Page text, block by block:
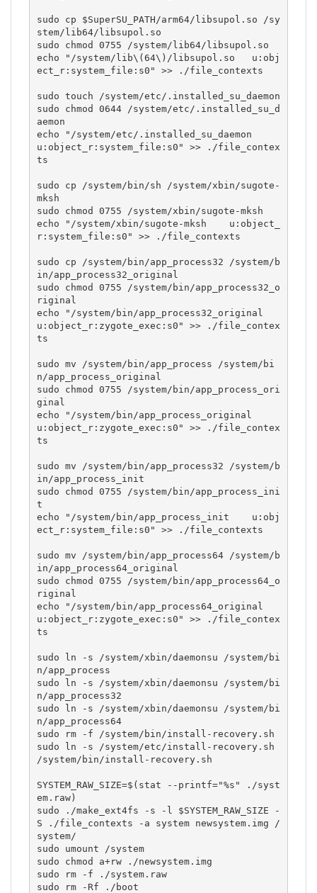
sudo cp $SuperSU_PATH/arm64/libsupol.so /sy
stem/lib64/libsupol.so
sudo chmod 0755 /system/lib64/libsupol.so
echo "/system/lib\(64\)/libsupol.so   u:obj
ect_r:system_file:s0" >> ./file_contexts
sudo touch /system/etc/.installed_su_daemon
sudo chmod 0644 /system/etc/.installed_su_d
aemon
echo "/system/etc/.installed_su_daemon
u:object_r:system_file:s0" >> ./file_contex
ts
sudo cp /system/bin/sh /system/xbin/sugote-
mksh
sudo chmod 0755 /system/xbin/sugote-mksh
echo "/system/xbin/sugote-mksh    u:object_
r:system_file:s0" >> ./file_contexts
sudo cp /system/bin/app_process32 /system/b
in/app_process32_original
sudo chmod 0755 /system/bin/app_process32_o
riginal
echo "/system/bin/app_process32_original
u:object_r:zygote_exec:s0" >> ./file_contex
ts
sudo mv /system/bin/app_process /system/bi
n/app_process_original
sudo chmod 0755 /system/bin/app_process_ori
ginal
echo "/system/bin/app_process_original
u:object_r:zygote_exec:s0" >> ./file_contex
ts
sudo mv /system/bin/app_process32 /system/b
in/app_process_init
sudo chmod 0755 /system/bin/app_process_ini
t
echo "/system/bin/app_process_init    u:obj
ect_r:system_file:s0" >> ./file_contexts
sudo mv /system/bin/app_process64 /system/b
in/app_process64_original
sudo chmod 0755 /system/bin/app_process64_o
riginal
echo "/system/bin/app_process64_original
u:object_r:zygote_exec:s0" >> ./file_contex
ts
sudo ln -s /system/xbin/daemonsu /system/bi
n/app_process
sudo ln -s /system/xbin/daemonsu /system/bi
n/app_process32
sudo ln -s /system/xbin/daemonsu /system/bi
n/app_process64
sudo rm -f /system/bin/install-recovery.sh
sudo ln -s /system/etc/install-recovery.sh
/system/bin/install-recovery.sh
SYSTEM_RAW_SIZE=$(stat --printf="%s" ./syst
em.raw)
sudo ./make_ext4fs -s -l $SYSTEM_RAW_SIZE -
S ./file_contexts -a system newsystem.img /
system/
sudo umount /system
sudo chmod a+rw ./newsystem.img
sudo rm -f ./system.raw
sudo rm -Rf ./boot